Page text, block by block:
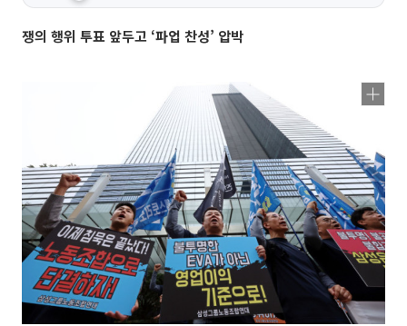
쟁의 행위 투표 앞두고 ‘파업 찬성’ 압박